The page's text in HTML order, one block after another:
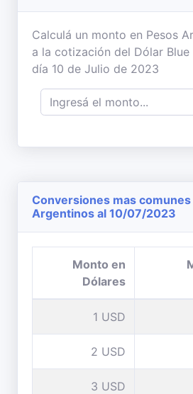
Calculá un monto en Pesos
a la cotización del Dólar
día 10 de Julio de 2023
Conversiones mas comunes
Argentinos al 10/07/2023
Monto en
Dólares
1 USD
2 USD
3 USD